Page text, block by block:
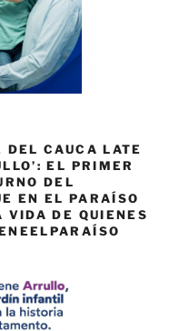
CAUCA LATE
EL PRIMER
DEL
EN EL PARAÍSO
VIDA DE QUIENES